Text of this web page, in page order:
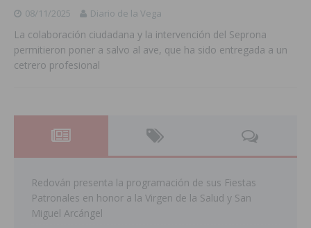
08/11/2025 Diario de la Vega
La colaboración ciudadana y la intervención del Seprona
permitieron poner a salvo al ave, que ha sido entregada a un
cetrero profesional
Redován presenta la programación de sus Fiestas
Patronales en honor a la Virgen de la Salud y San
Miguel Arcángel